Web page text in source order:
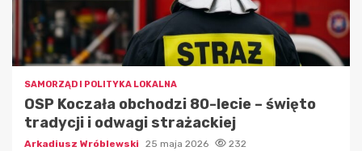
SAMORZĄD I POLITYKA LOKALNA
OSP Koczała obchodzi 80-lecie – święto
tradycji i odwagi strażackiej
Arkadiusz Wróblewski 25 maja 2026 232